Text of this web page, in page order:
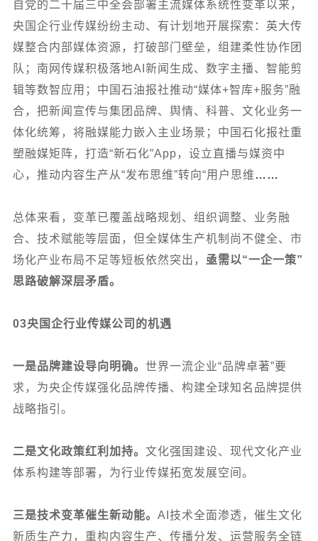
自党的二十届三中全会部署主流媒体系统性变革以来，
央国企行业传媒纷纷主动、有计划地开展探索：英大传
媒整合内部媒体资源，打破部门壁垒，组建柔性协作团
队；南网传媒积极落地AI新闻生成、数字主播、智能剪
辑等数智应用；中国石油报社推动“媒体+智库+服务”融
合，把新闻宣传与集团品牌、舆情、科普、文化业务一
体化统筹，将融媒能力嵌入主业场景；中国石化报社重
塑融媒矩阵，打造“新石化”App，设立直播与媒资中
心，推动内容生产从“发布思维”转向“用户思维 ……
总体来看，变革已覆盖战略规划、组织调整、业务融
合、技术赋能等层面，但全媒体生产机制尚不健全、市
场化产业布局不足等短板依然突出， 亟需以“一企一策”
思路破解深层矛盾。
03央国企行业传媒公司的机遇
一是品牌建设导向明确。 世界一流企业“品牌卓著”要
求，为央企传媒强化品牌传播、构建全球知名品牌提供
战略指引。
二是文化政策红利加持。 文化强国建设、现代文化产业
体系构建等部署，为行业传媒拓宽发展空间。
三是技术变革催生新动能。 AI 技术全面渗透，催生文化
新质生产力，重构内容生产、传播分发、运营服务全链